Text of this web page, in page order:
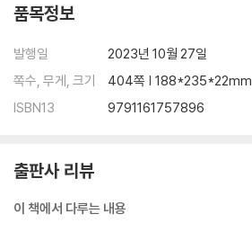
__ZKP의 주요 시나리오 - 디지털 동굴
____비대화형 ZKP
____Schnorr의 대화형 ZKP
____1라운드 ZKP
__요약
품목정보
발행일
2023년 10월 27일
쪽수, 무게, 크기
404쪽 | 188*235*22mm
ISBN13
9791161757896
출판사 리뷰
이 책에서 다루는 내용